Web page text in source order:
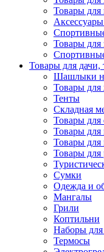
Товары для
Товары для
Товары для дачи,
Шашлыки
Товары
Тенты
Складная
Товары для
Товары для
Товары для
Товары для
Сумки
Одежда и
Мангалы
Грили
Коптильни
Наборы
Термосы